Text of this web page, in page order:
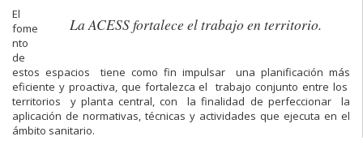
La ACESS fortalece el trabajo en territorio.
El
fome
nto
de
estos espacios tiene como fin impulsar una planificación más
eficiente y proactiva, que fortalezca el trabajo conjunto entre los
territorios y planta central, con la finalidad de perfeccionar la
aplicación de normativas, técnicas y actividades que ejecuta en el
ámbito sanitario.